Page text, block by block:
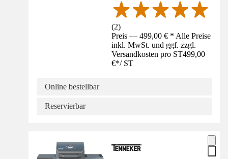
(2)
Preis — 499,00 € * Alle Preise
inkl. MwSt. und ggf. zzgl.
Versandkosten pro ST499,00
€*/ ST
Online bestellbar
Reservierbar